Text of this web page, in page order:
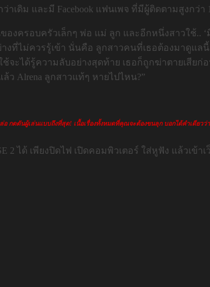
าเดิม และมี Facebook แฟนเพจ ที่มีผู้ติดตามสูงกว่า
ครอบครัวเล็กๆ พ่อ แม่ ลูก และอีกหนึ่งสาวใช้..
ที่ไม่ควรรู้เข้า นั่นคือ ลูกสาวคนที่เธอต้องมาดูแล
ะได้รู้ความลับอย่างสุดท้าย เธอก็ถูกฆ่าตายเสีย
ว Alrena ลูกสาวแท้ๆ หายไปไหน?”
กดดันผู้เล่นแบบถึงที่สุด! เนื้อเรื่องทั้งหมดที่คุณจะต้องขนลุก บอกได้คำเดียว
ได้ เพียงปิดไฟ เปิดคอมพิวเตอร์ ใส่หูฟัง แล้วเข้าเ